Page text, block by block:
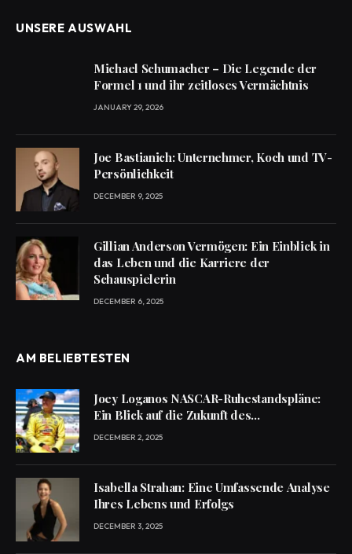
UNSERE AUSWAHL
Michael Schumacher – Die Legende der
Formel 1 und ihr zeitloses Vermächtnis
JANUARY 29, 2026
Joe Bastianich: Unternehmer, Koch und TV-
Persönlichkeit
DECEMBER 9, 2025
Gillian Anderson Vermögen: Ein Einblick in
das Leben und die Karriere der
Schauspielerin
DECEMBER 6, 2025
AM BELIEBTESTEN
Joey Loganos NASCAR-Ruhestandspläne:
Ein Blick auf die Zukunft des
Rennsportstars
DECEMBER 2, 2025
Isabella Strahan: Eine Umfassende Analyse
Ihres Lebens und Erfolgs
DECEMBER 3, 2025